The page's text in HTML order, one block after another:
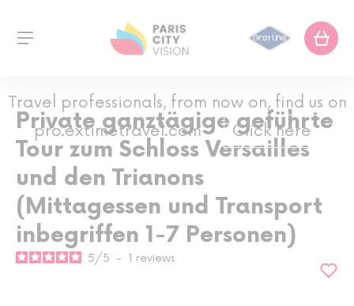
Travel professionals, from now on, find us on
pro.extimetravel.com
Click here
Private ganztägige geführte
Tour zum Schloss Versailles
und den Trianons
(Mittagessen und Transport
inbegriffen 1-7 Personen)
5/5 - 1 reviews